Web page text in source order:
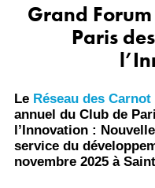
Grand
Paris
Le Réseau des Carnot
annuel du Club de
l’Innovation :
service du
novembre 2025 à